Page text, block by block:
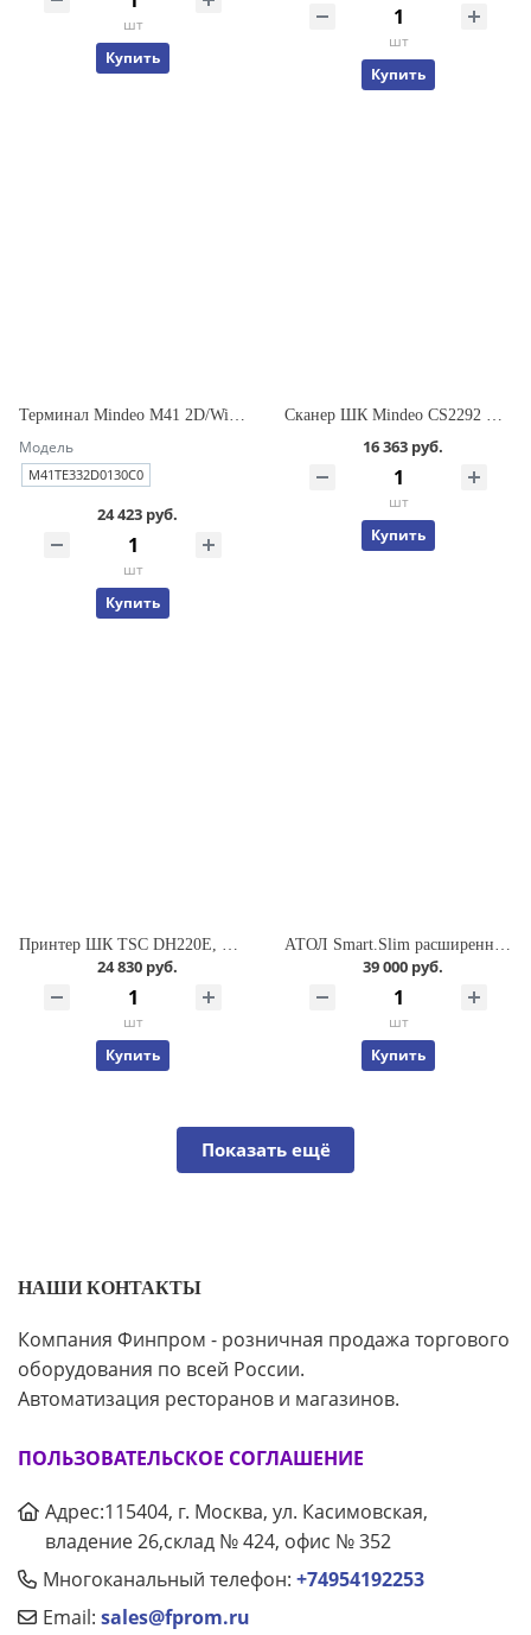
шт
Купить
шт
Купить
Терминал Mindeo M41 2D/WiFi/LTE/3/32Gb/C/5100mAh/USB/EU/ремень
Модель
M41TE332D0130C0
24 423 руб.
шт
Купить
Сканер ШК Mindeo CS2292 HD BT 2D USB (с базой и кабелем)
16 363 руб.
шт
Купить
Принтер ШК TSC DH220E, DT, 2" 203 dpi, RS-232/USB, DH220E-A001-0002
24 830 руб.
шт
Купить
АТОЛ Smart.Slim расширенный (4", Android 7.0, MTK MT6580, 2Gb/16Gb, 2D SE4710, Wi-Fi, BT, 3G, GPS, Camera, БП, IP65, 4000 mАh) 53389
39 000 руб.
шт
Купить
Показать ещё
НАШИ КОНТАКТЫ
Компания Финпром - розничная продажа торгового
оборудования по всей России.
Автоматизация ресторанов и магазинов.
ПОЛЬЗОВАТЕЛЬСКОЕ СОГЛАШЕНИЕ
Адрес:115404, г. Москва, ул. Касимовская,
владение 26,склад № 424, офис № 352
Многоканальный телефон: +74954192253
Email: sales@fprom.ru